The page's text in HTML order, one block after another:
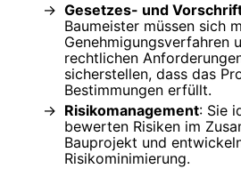
Gesetzes- und
Baumeister müssen sich
Genehmigungsverfahren
rechtlichen
sicherstellen, dass das
Bestimmungen erfüllt.
Risikomanagement: Sie
bewerten Risiken im
Bauprojekt und
Risikominimierung.